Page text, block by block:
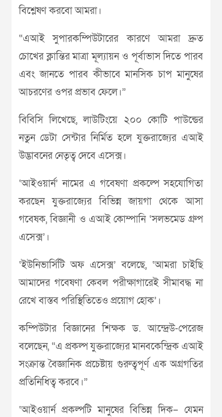
বিশ্লেষণ করবো আমরা।
“এআই সুপারকম্পিউটারের কারণে আমরা দ্রুত
চোখের ক্লান্তির মাত্রা মূল্যায়ন ও পূর্বাভাস দিতে পারব
এবং জানতে পারব কীভাবে মানসিক চাপ মানুষের
আচরণের ওপর প্রভাব ফেলে।”
বিবিসি লিখেছে, লাউটিংয়ে ২০০ কোটি পাউন্ডের
নতুন ডেটা সেন্টার নির্মিত হলে যুক্তরাজ্যের এআই
উদ্ভাবনের নেতৃত্ব দেবে এসেক্স।
‘আইওয়ার্ন’ নামের এ গবেষণা প্রকল্পে সহযোগিতা
করছেন যুক্তরাজ্যের বিভিন্ন জায়গা থেকে আসা
গবেষক, বিজ্ঞানী ও এআই কোম্পানি ‘সলভমেড গ্রুপ
এসেক্স’।
‘ইউনিভার্সিটি অফ এসেক্স’ বলেছে, ‘আমরা চাইছি
আমাদের গবেষণা কেবল পরীক্ষাগারেই সীমাবদ্ধ না
রেখে বাস্তব পরিস্থিতিতেও প্রয়োগ হোক’।
কম্পিউটার বিজ্ঞানের শিক্ষক ড. আন্দ্রেউ-পেরেজ
বলেছেন, “এ প্রকল্প যুক্তরাজ্যের মানবকেন্দ্রিক এআই
সংক্রান্ত বৈজ্ঞানিক প্রচেষ্টায় গুরুত্বপূর্ণ এক অগ্রগতির
প্রতিনিধিত্ব করবে।”
‘আইওয়ার্ন প্রকল্পটি মানুষের বিভিন্ন দিক– যেমন